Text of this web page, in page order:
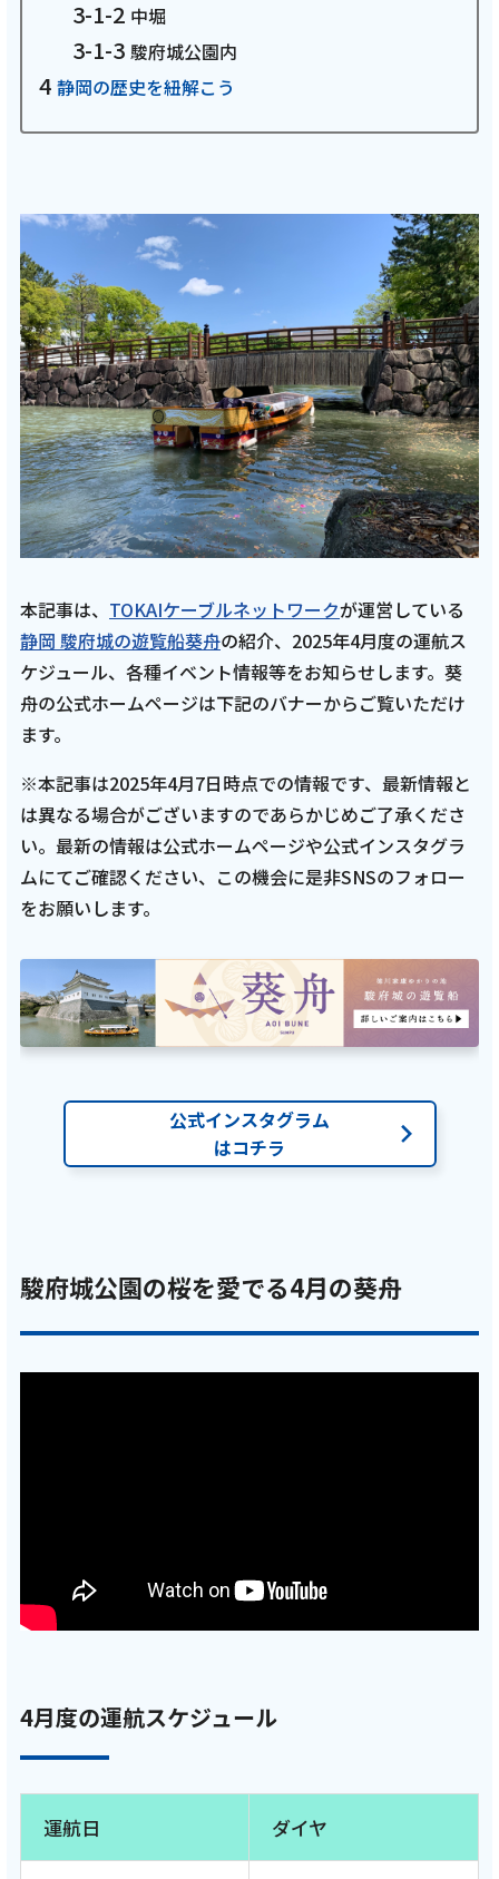
Webメール
おトクなプラン
パンフレット・チラシ
会社案内
お知らせ
サイトマップ
ウェブサイトのご利用について
放送基準
安全・安心マーク
放送番組審議会議事録
情報セキュリティ基本方針
ご利用約款・重要事項説明書
プライバシーポリシー
広告掲載のご案内
中堀
駿府城公園内
静岡の歴史を紐解こう
本記事は、 TOKAIケーブルネットワークが運営している
静岡 駿府城の遊覧船葵舟の紹介、2025年4月度の運航ス
ケジュール、各種イベント情報等をお知らせします。葵
舟の公式ホームページは下記のバナーからご覧いただけ
ます。
※本記事は2025年4月7日時点での情報です、最新情報と
は異なる場合がございますのであらかじめご了承くださ
い。最新の情報は公式ホームページや公式インスタグラ
ムにてご確認ください、この機会に是非SNSのフォロー
をお願いします。
公式インスタグラム
はコチラ
駿府城公園の桜を愛でる4月の葵舟
4月度の運航スケジュール
運航日 ダイヤ